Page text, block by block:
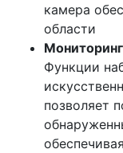
камера
области
Функции
позволяет